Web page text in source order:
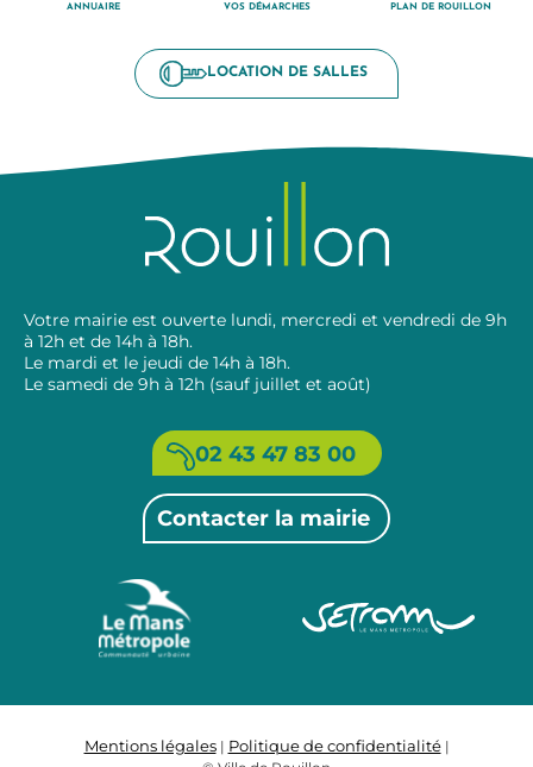
ANNUAIRE VOS DÉMARCHES PLAN DE ROUILLON
LOCATION DE SALLES
Votre mairie est ouverte lundi, mercredi et vendredi de 9h
à 12h et de 14h à 18h.
Le mardi et le jeudi de 14h à 18h.
Le samedi de 9h à 12h (sauf juillet et août)
02 43 47 83 00
Contacter la mairie
Mentions légales| Politique de confidentialité|